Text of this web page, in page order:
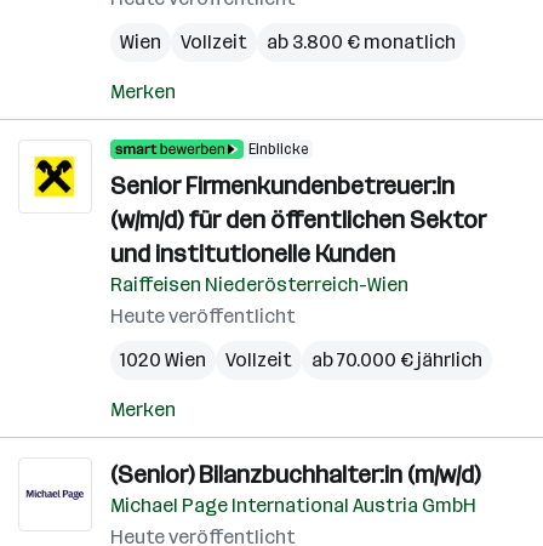
Wien
Vollzeit ab 3.800 € monatlich
Merken
Einblicke
Senior Firmenkundenbetreuer:in
(w/m/d) für den öffentlichen Sektor
und institutionelle Kunden
Raiffeisen Niederösterreich-Wien
Heute veröffentlicht
1020 Wien
Vollzeit ab 70.000 € jährlich
Merken
(Senior) Bilanzbuchhalter:in (m/w/d)
Michael Page International Austria GmbH
Heute veröffentlicht